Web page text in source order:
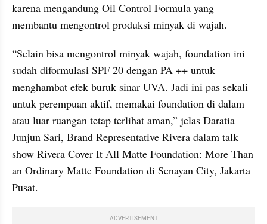
karena mengandung Oil Control Formula yang
membantu mengontrol produksi minyak di wajah.
“Selain bisa mengontrol minyak wajah, foundation ini
sudah diformulasi SPF 20 dengan PA ++ untuk
menghambat efek buruk sinar UVA. Jadi ini pas sekali
untuk perempuan aktif, memakai foundation di dalam
atau luar ruangan tetap terlihat aman,” jelas Daratia
Junjun Sari, Brand Representative Rivera dalam talk
show Rivera Cover It All Matte Foundation: More Than
an Ordinary Matte Foundation di Senayan City, Jakarta
Pusat.
ADVERTISEMENT